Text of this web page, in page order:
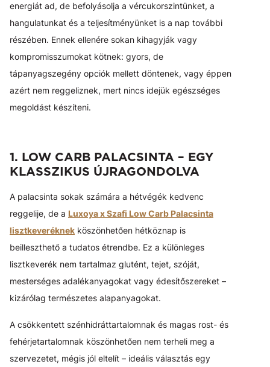
energiát ad, de befolyásolja a vércukorszintünket, a
hangulatunkat és a teljesítményünket is a nap további
részében. Ennek ellenére sokan kihagyják vagy
kompromisszumokat kötnek: gyors, de
tápanyagszegény opciók mellett döntenek, vagy éppen
azért nem reggeliznek, mert nincs idejük egészséges
megoldást készíteni.
1. LOW CARB PALACSINTA – EGY
KLASSZIKUS ÚJRAGONDOLVA
A palacsinta sokak számára a hétvégék kedvenc
reggelije, de a Luxoya x Szafi Low Carb Palacsinta
lisztkeveréknek köszönhetően hétköznap is
beilleszthető a tudatos étrendbe. Ez a különleges
lisztkeverék nem tartalmaz glutént, tejet, szóját,
mesterséges adalékanyagokat vagy édesítőszereket –
kizárólag természetes alapanyagokat.
A csökkentett szénhidráttartalomnak és magas rost- és
fehérjetartalomnak köszönhetően nem terheli meg a
szervezetet, mégis jól eltelít – ideális választás egy